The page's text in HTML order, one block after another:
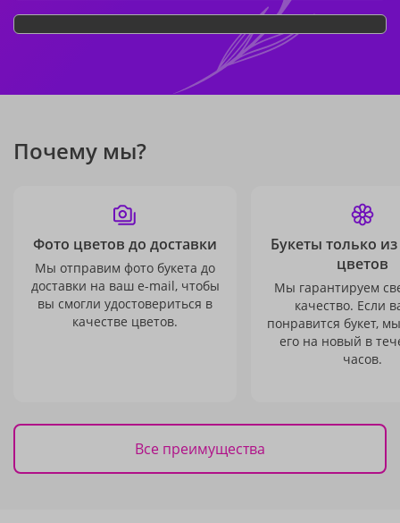
Почему мы?
Фото цветов до доставки
Мы отправим фото букета до
доставки на ваш e-mail, чтобы
вы смогли удостовериться в
качестве цветов.
Букеты только
цветов
Мы гарантируем
качество. Если
понравится букет,
его на новый в
часов.
Все преимущества